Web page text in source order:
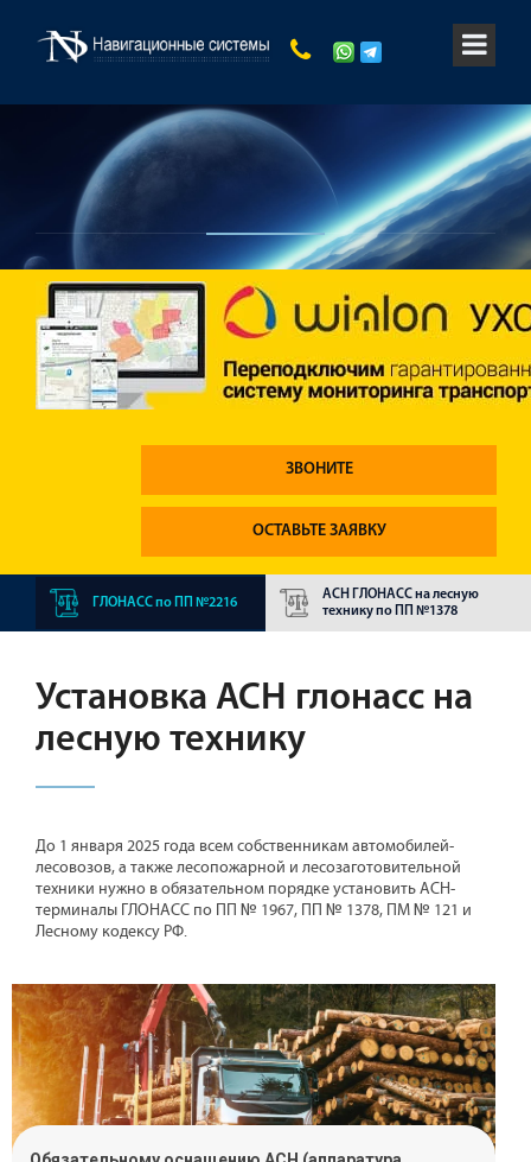
ЗВОНИТЕ
ОСТАВЬТЕ ЗАЯВКУ
ГЛОНАСС по ПП №2216
АСН ГЛОНАСС на лесную
технику по ПП №1378
Установка АСН глонасс на
лесную технику
До 1 января 2025 года всем собственникам автомобилей-
лесовозов, а также лесопожарной и лесозаготовительной
техники нужно в обязательном порядке установить АСН-
терминалы ГЛОНАСС по ПП № 1967, ПП № 1378, ПМ № 121 и
Лесному кодексу РФ.